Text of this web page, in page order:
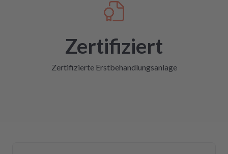
Zertifiziert
Zertifizierte Erstbehandlungsanlage